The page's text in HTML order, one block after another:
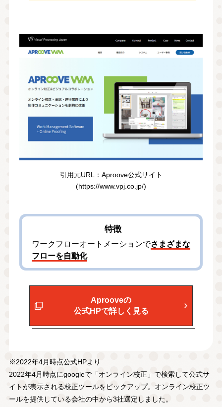
引⽤元URL：Aproove公式サイト
(https://www.vpj.co.jp/)
特徴
ワークフローオートメーションでさまざまな
フローを自動化
Aprooveの
公式HPで詳しく見る
※2022年4月時点公式HPより
2022年4月時点にgoogleで「オンライン校正」で検索して公式サ
イトが表示される校正ツールをピックアップ。オンライン校正ツ
ールを提供している会社の中から3社選定しました。